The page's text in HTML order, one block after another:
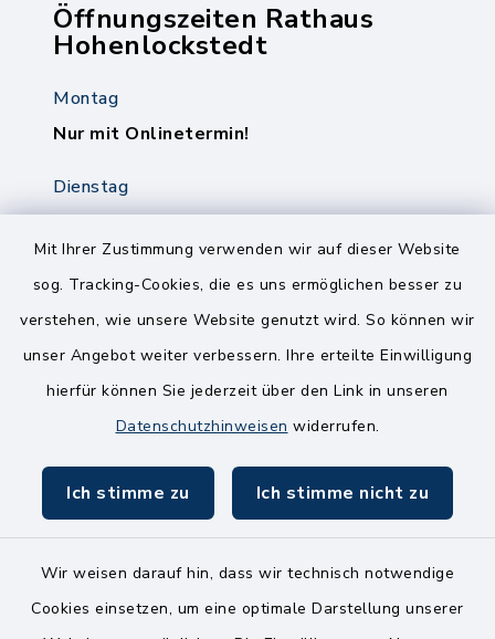
Mit Ihrer Zustimmung verwenden wir auf dieser Website
sog. Tracking-Cookies, die es uns ermöglichen besser zu
verstehen, wie unsere Website genutzt wird. So können wir
unser Angebot weiter verbessern. Ihre erteilte Einwilligung
hierfür können Sie jederzeit über den Link in unseren
Datenschutzhinweisen widerrufen.
Ich stimme zu Ich stimme nicht zu
Wir weisen darauf hin, dass wir technisch notwendige
Cookies einsetzen, um eine optimale Darstellung unserer
Öffnungszeiten Rathaus
Hohenlockstedt
Montag
Nur mit Onlinetermin!
Dienstag
8.00-12.00 Uhr
14.00-18.00 Uhr
Freitag
8.00-11.00 Uhr
Kontakt